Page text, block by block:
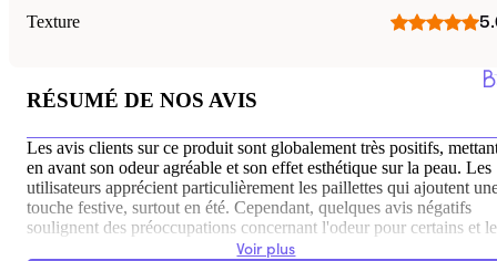
Texture
RÉSUMÉ DE NOS AVIS
Les avis clients sur ce produit sont globalement très positifs,
en avant son odeur agréable et son effet esthétique sur la peau. Les
utilisateurs apprécient particulièrement les paillettes qui ajoutent
touche festive, surtout en été. Cependant, quelques avis négatifs
soulignent des préoccupations concernant l'odeur pour certains et le
fait que l'huile peut tacher les vêtements.
Voir plus